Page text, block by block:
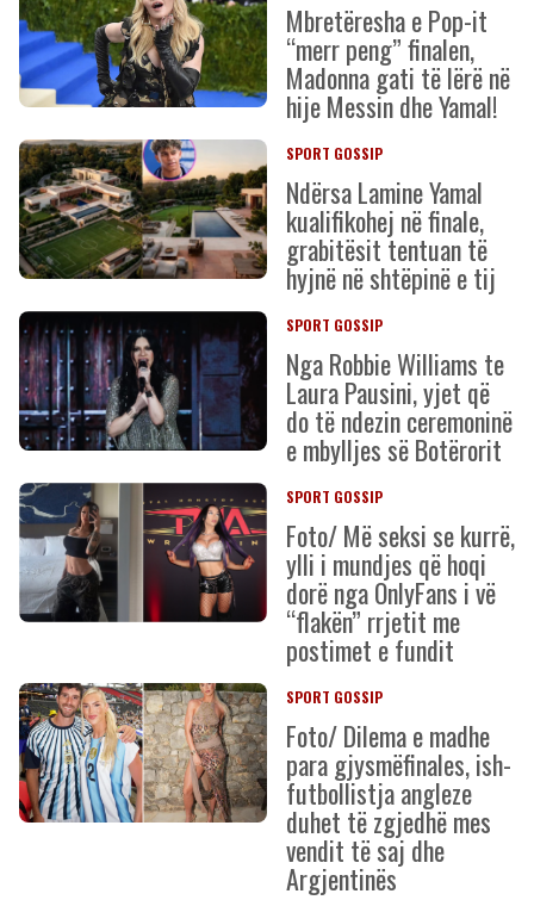
Mbretëresha e Pop-it
“merr peng” finalen,
Madonna gati të lërë në
hije Messin dhe Yamal!
SPORT GOSSIP
Ndërsa Lamine Yamal
kualifikohej në finale,
grabitësit tentuan të
hyjnë në shtëpinë e tij
SPORT GOSSIP
Nga Robbie Williams te
Laura Pausini, yjet që
do të ndezin ceremoninë
e mbylljes së Botërorit
SPORT GOSSIP
Foto/ Më seksi se kurrë,
ylli i mundjes që hoqi
dorë nga OnlyFans i vë
“flakën” rrjetit me
postimet e fundit
SPORT GOSSIP
Foto/ Dilema e madhe
para gjysmëfinales, ish-
futbollistja angleze
duhet të zgjedhë mes
vendit të saj dhe
Argjentinës